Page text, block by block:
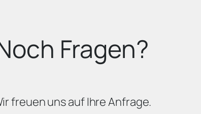
Fragen?
freuen uns auf Ihre Anfrage.